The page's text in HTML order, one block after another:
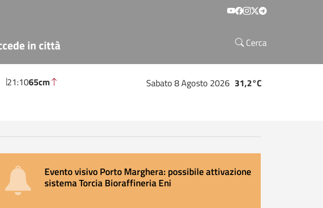
Social menu
Cerca
21:1065cm Sabato 8 Agosto 2026 31,2°C
Evento visivo Porto Marghera: possibile attivazione
sistema Torcia Bioraffineria Eni